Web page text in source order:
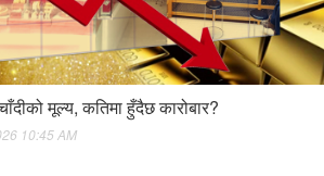
मूल्य, कतिमा हुँदैछ कारोबार?
10:45 AM